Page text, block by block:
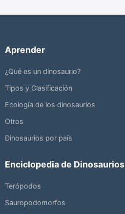
Aprender
¿Qué es un dinosaurio?
Tipos y Clasificación
Ecología de los dinosaurios
Otros
Dinosaurios por país
Enciclopedia de Dinosaurios
Terópodos
Sauropodomorfos